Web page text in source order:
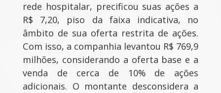
rede hospitalar, precificou suas ações a
R$ 7,20, piso da faixa indicativa, no
âmbito de sua oferta restrita de ações.
Com isso, a companhia levantou R$ 769,9
milhões, considerando a oferta base e a
venda de cerca de 10% de ações
adicionais. O montante desconsidera a